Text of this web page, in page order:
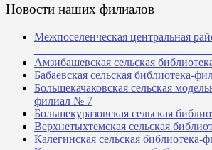
Новости наших филиалов
Межпоселенческая центральная
Амзибашевская сельская
Бабаевская сельская библиотека-
Большекачаковская сельская
филиал № 7
Большекуразовская сельская
Верхнетыхтемская сельская
Калегинская сельская